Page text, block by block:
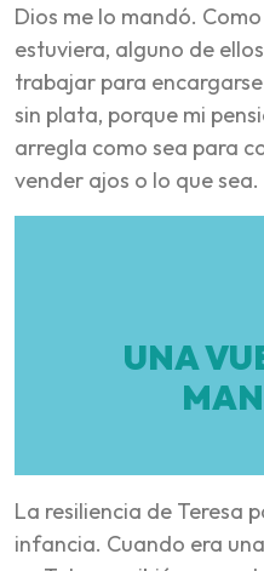
Dios me lo mandó.
estuviera, alguno de
trabajar para
sin plata, porque mi
arregla como sea para
vender ajos o lo que sea.
UNA
La resiliencia de Teresa
infancia. Cuando era